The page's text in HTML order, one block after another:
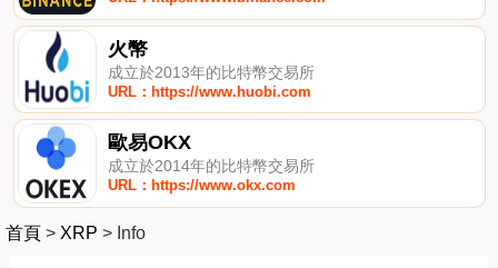
火幣
成立於2013年的比特幣交易所
URL：https://www.huobi.com
歐易OKX
成立於2014年的比特幣交易所
URL：https://www.okx.com
首頁 > XRP > Info